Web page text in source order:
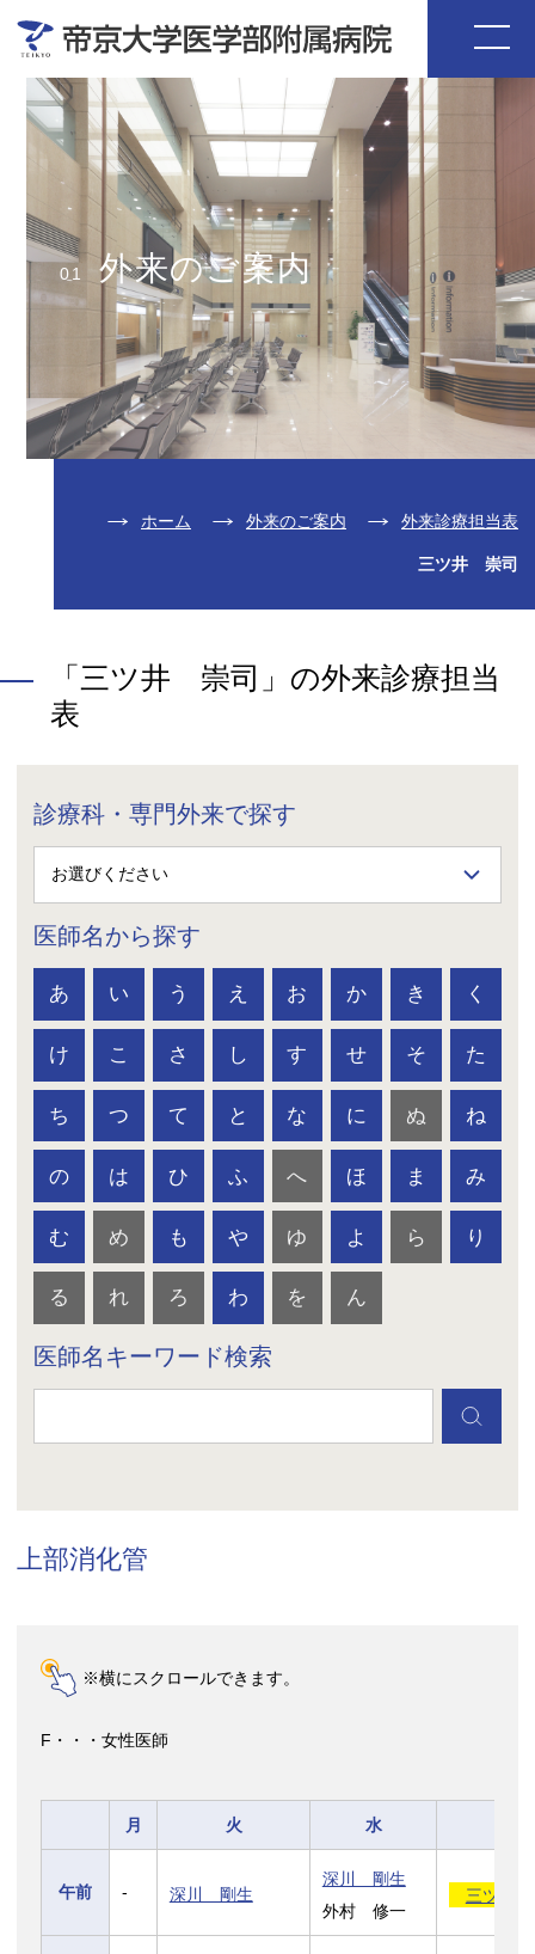
01 外来のご案内
ホーム 外来のご案内 外来診療担当表
三ツ井 崇司
「三ツ井 崇司」の外来診療担当
表
診療科・専門外来で探す
医師名から探す
あ い う え お か き く
け こ さ し す せ そ た
ち つ て と な に ぬ ね
の は ひ ふ へ ほ ま み
む め も や ゆ よ ら り
る れ ろ わ を ん
医師名キーワード検索
上部消化管
※横にスクロールできます。
F・・・女性医師
月 火 水
午前 - 深川 剛生
深川 剛生
外村 修一
三ツ井